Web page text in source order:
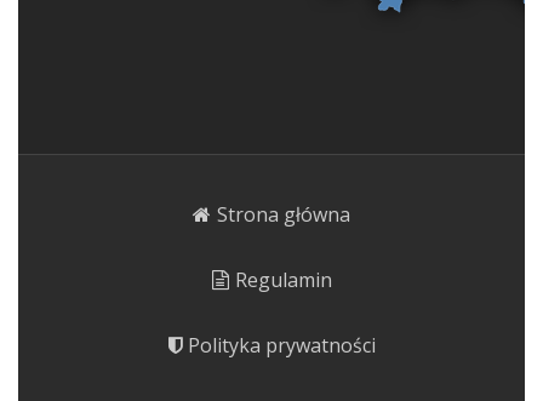
Strona główna
Regulamin
Polityka prywatności